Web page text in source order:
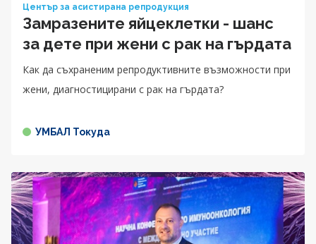
Център за асистирана репродукция
Замразените яйцеклетки - шанс
за дете при жени с рак на гърдата
Как да съхраненим репродуктивните възможности при
жени, диагностицирани с рак на гърдата?
УМБАЛ Токуда